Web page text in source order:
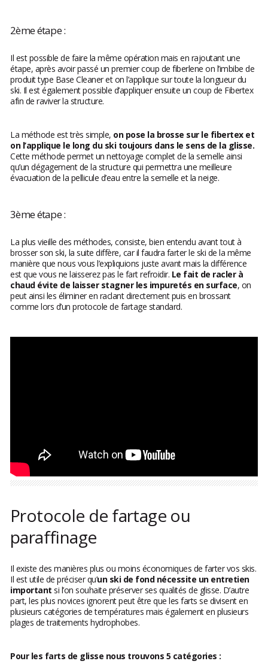
2ème étape :
Il est possible de faire la même opération mais en rajoutant une
étape, après avoir passé un premier coup de fiberlene on l’imbibe de
produit type Base Cleaner et on l’applique sur toute la longueur du
ski. Il est également possible d’appliquer ensuite un coup de Fibertex
afin de raviver la structure.
La méthode est très simple, on pose la brosse sur le fibertex et
on l’applique le long du ski toujours dans le sens de la glisse.
Cette méthode permet un nettoyage complet de la semelle ainsi
qu’un dégagement de la structure qui permettra une meilleure
évacuation de la pellicule d’eau entre la semelle et la neige.
3ème étape :
La plus vieille des méthodes, consiste, bien entendu avant tout à
brosser son ski, la suite diffère, car il faudra farter le ski de la même
manière que nous vous l’expliquions juste avant mais la différence
est que vous ne laisserez pas le fart refroidir. Le fait de racler à
chaud évite de laisser stagner les impuretés en surface, on
peut ainsi les éliminer en raclant directement puis en brossant
comme lors d’un protocole de fartage standard.
Protocole de fartage ou
paraffinage
Il existe des manières plus ou moins économiques de farter vos skis.
Il est utile de préciser qu’un ski de fond nécessite un entretien
important si l’on souhaite préserver ses qualités de glisse. D’autre
part, les plus novices ignorent peut être que les farts se divisent en
plusieurs catégories de températures mais également en plusieurs
plages de traitements hydrophobes.
Pour les farts de glisse nous trouvons 5 catégories :